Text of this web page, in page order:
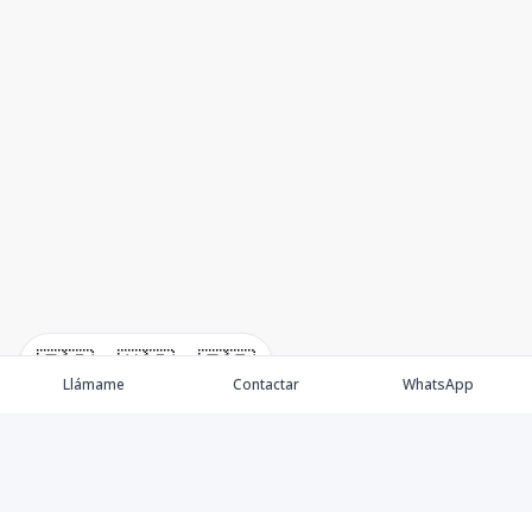
🇪🇸 🇺🇸 🇫🇷
Llámame Contactar WhatsApp